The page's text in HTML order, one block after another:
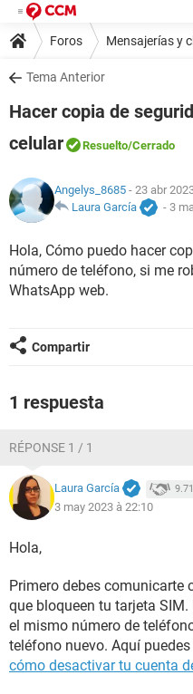
Foros Mensajerías y
Tema Anterior
Hacer copia de
celular
Resuelto/Cerrado
Angelys_8685 - 23 abr
Laura García
- 3
Hola, Cómo puedo hacer
número de teléfono, si me
WhatsApp web.
Compartir
1 respuesta
RÉPONSE 1 / 1
Laura García
3 may 2023 à 22:10
Hola,
Primero debes comunicarte
que bloqueen tu tarjeta
el mismo número de
teléfono nuevo. Aquí
cómo desactivar tu cuenta